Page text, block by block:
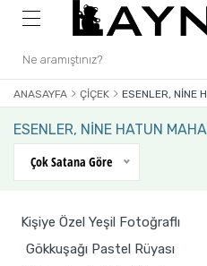
ANASAYFA ÇIÇEK ESENLER, NİNE
ESENLER, NİNE HATUN
Çok Satana Göre
Kişiye Özel Yeşil Fotoğraflı
Gökkuşağı Pastel Rüyası